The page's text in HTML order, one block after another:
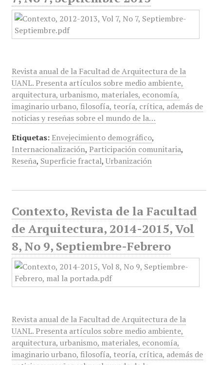
Revista anual de la Facultad de Arquitectura de la
UANL. Presenta artículos sobre medio ambiente,
arquitectura, urbanismo, materiales, economía,
imaginario urbano, filosofía, teoría, crítica, además de
noticias y reseñas sobre el mundo de la…
Etiquetas: Envejecimiento demográfico,
Internacionalización, Participación comunitaria,
Reseña, Superficie fractal, Urbanización
Contexto, Revista de la Facultad
de Arquitectura, 2014-2015, Vol
8, No 9, Septiembre-Febrero
Revista anual de la Facultad de Arquitectura de la
UANL. Presenta artículos sobre medio ambiente,
arquitectura, urbanismo, materiales, economía,
imaginario urbano, filosofía, teoría, crítica, además de